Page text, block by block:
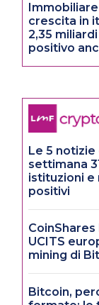
crescita in
2,35 miliardi
positivo
Le 5
settimana
istituzioni e
positivi
CoinShares
UCITS
mining di
Bitcoin,